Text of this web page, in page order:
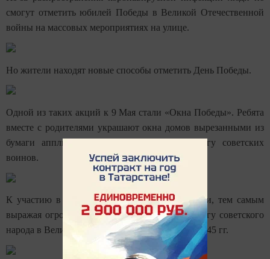
смогут отметить юбилей Победы в Великой Отечественной
войны на массовых мероприятиях на улице.
Но жители находят новые способы отметить День Победы.
Одной из таких акций к 9 Мая стали «Окна Победы». Ребята
вместе с родителями украшают окна домов вырезанными из
бумаги аппликациями, посвященными подвигу советских
воинов.
К участию в Акции ребята подошли творчески, тем самым
выражая огромное уважение к памяти и подвигу советского
народа в Великой Отечественной войне 1941-1945 гг.